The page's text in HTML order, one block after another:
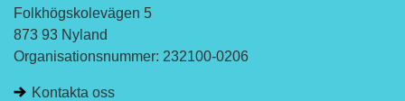
Folkhögskolevägen 5
873 93 Nyland
Organisationsnummer: 232100-0206
Kontakta oss